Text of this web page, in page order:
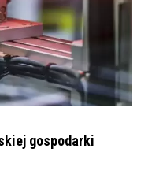
gospodarki